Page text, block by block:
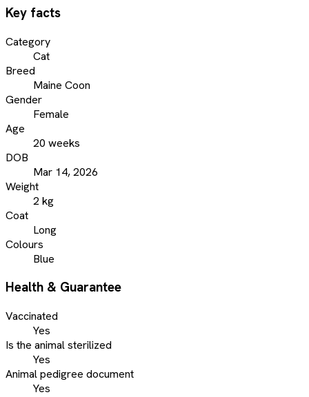
Key facts
Category
Cat
Breed
Maine Coon
Gender
Female
Age
20 weeks
DOB
Mar 14, 2026
Weight
2 kg
Coat
Long
Colours
Blue
Health & Guarantee
Vaccinated
Yes
Is the animal sterilized
Yes
Animal pedigree document
Yes